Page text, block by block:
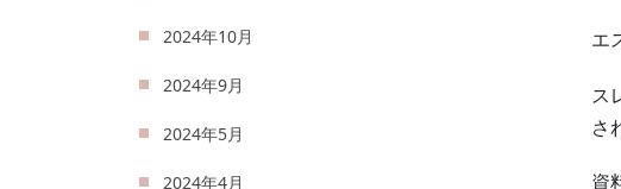
エ
ス
さ
資
2024年10月
2024年9月
2024年5月
2024年4月